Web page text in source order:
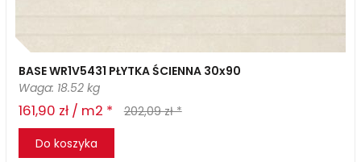
BASE WR1V5431 PŁYTKA ŚCIENNA 30x90
Waga: 18.52 kg
161,90 zł / m2 *
202,09 zł *
Do koszyka